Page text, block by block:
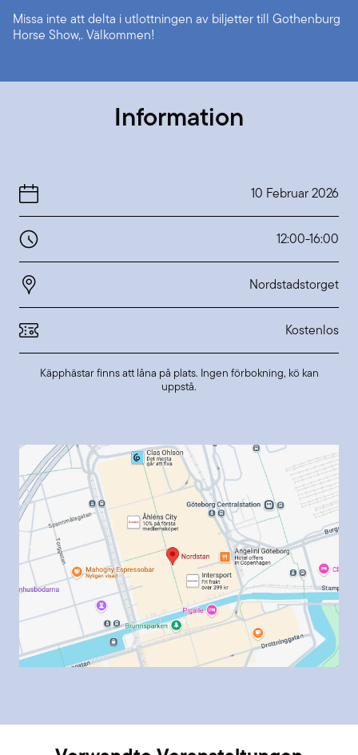
Missa inte att delta i utlottningen av biljetter till Gothenburg
Horse Show,. Välkommen!
Information
10 Februar 2026
12:00-16:00
Nordstadstorget
Kostenlos
Käpphästar finns att låna på plats. Ingen förbokning, kö kan
uppstå.